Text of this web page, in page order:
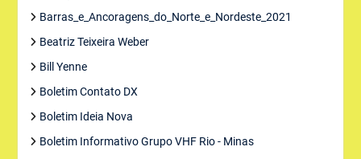
Barras_e_Ancoragens_do_Norte_e_Nordeste_2021
Beatriz Teixeira Weber
Bill Yenne
Boletim Contato DX
Boletim Ideia Nova
Boletim Informativo Grupo VHF Rio - Minas